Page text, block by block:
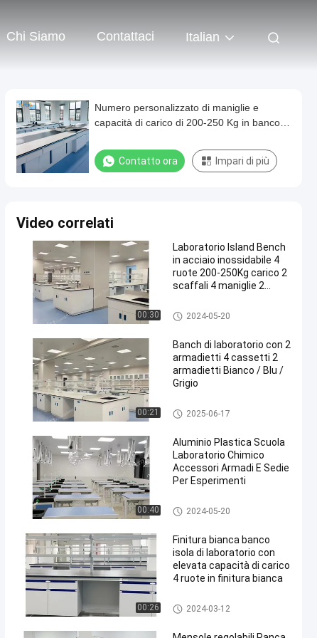
Chi Siamo Contattaci Italian
Numero personalizzato di maniglie e
capacità di carico di 200-250 Kg in banco
lavori di laboratorio pesanti
Contatto ora Impari di più
Video correlati
00:30
Laboratorio Island Bench
in acciaio inossidabile 4
ruote 200-250Kg carico 2
scaffali 4 maniglie 2
Lab Island Bench
2024-05-20
00:21
Banch di laboratorio con 2
armadietti 4 cassetti 2
armadietti Bianco / Blu /
Grigio
Lab Island Bench
2025-06-17
00:40
Aluminio Plastica Scuola
Laboratorio Chimico
Accessori Armadi E Sedie
Per Esperimenti
Chemistry Lab Furniture
2024-05-20
00:26
Finitura bianca banco
isola di laboratorio con
elevata capacità di carico
4 ruote in finitura bianca
Lab Island Bench
2024-03-12